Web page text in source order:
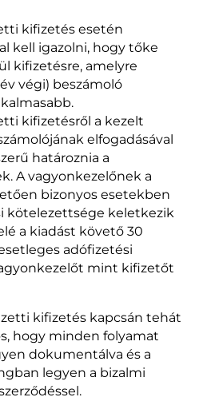
kifizetés esetén
kell igazolni, hogy tőke
kifizetésre, amelyre
végi) beszámoló
kifizetésről a kezelt
elfogadásával
határoznia a
A vagyonkezelőnek a
bizonyos esetekben
kötelezettsége keletkezik
a kiadást követő 30
adófizetési
mint kifizetőt
kifizetés kapcsán tehát
hogy minden folyamat
dokumentálva és a
legyen a bizalmi